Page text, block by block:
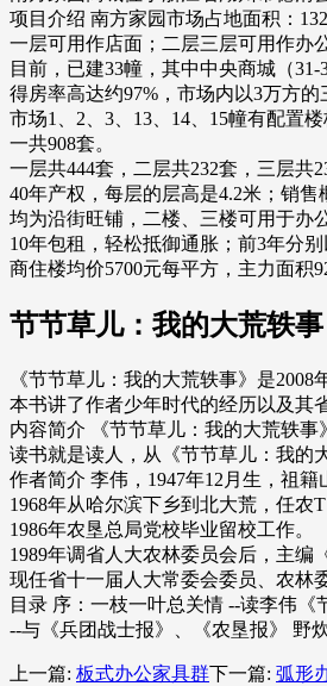
项目介绍 南方家园市场占地面积：
一层可用作店面；二层三层可用作办
目前，已建33幢，其中中央商城（
得房率高达约97%，市场内以3万方
市场1、2、3、13、14、15幢有配置
一共908套。
一层共444套，二层共232套，三层共
40年产权，每层的层高是4.2米；销
均为沿街旺铺，二楼、三楼可用于办
10年包租，轻松抵御通胀；前3年分
商住楼均价5700元每平方，主力面积
节节草儿：我的大荒轶事
《节节草儿：我的大荒轶事》是
本书讲了作者少年时代的经历以及其
内容简介 《节节草儿：我的大荒轶事
读书就是读人，从《节节草儿：我的
作者简介 李伟，1947年12月生，祖籍
1968年从哈尔滨下乡到北大荒，任农
1986年农垦总局党校毕业留校工作。
1989年调省人大农林委员会后，主编
现任省十一届人大常委会委员、农林
目录 序：一枝一叶总关情 --读李伟《
--与《兵团战士报》、《农垦报》 野
上一篇: 板式办公家具群下一篇: 弧形